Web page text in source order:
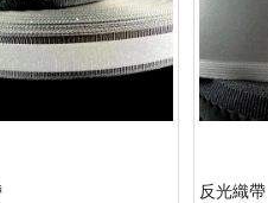
反光織帶